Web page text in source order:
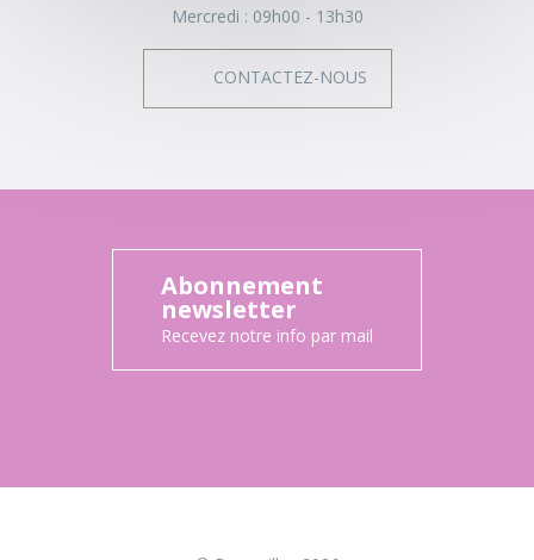
Mercredi : 09h00 - 13h30
CONTACTEZ-NOUS
Abonnement
newsletter
Recevez notre info par mail